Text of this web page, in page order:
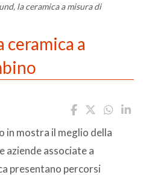
la ceramica a misura di
ceramica a
in mostra il meglio della
aziende associate a
presentano percorsi